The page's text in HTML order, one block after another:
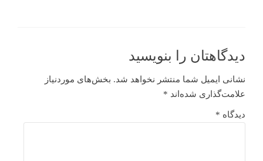
دیدگاهتان را بنویسید
نشانی ایمیل شما منتشر نخواهد شد. بخش‌های موردنیاز
علامت‌گذاری شده‌اند *
دیدگاه *